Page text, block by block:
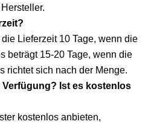
Lieferzeit 10 Tage, wenn die
beträgt 15-20 Tage, wenn die
richtet sich nach der Menge.
Verfügung? Ist es kostenlos
kostenlos anbieten,